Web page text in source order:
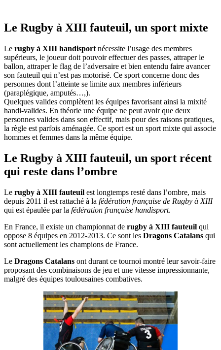
Le Rugby à XIII fauteuil, un sport mixte
Le rugby à XIII handisport nécessite l’usage des membres
supérieurs, le joueur doit pouvoir effectuer des passes, attraper le
ballon, attraper le flag de l’adversaire et bien entendu faire avancer
son fauteuil qui n’est pas motorisé. Ce sport concerne donc des
personnes dont l’atteinte se limite aux membres inférieurs
(paraplégique, amputés…,).
Quelques valides complètent les équipes favorisant ainsi la mixité
handi-valides. En théorie une équipe ne peut avoir que deux
personnes valides dans son effectif, mais pour des raisons pratiques,
la règle est parfois aménagée. Ce sport est un sport mixte qui associe
hommes et femmes dans la même équipe.
Le Rugby à XIII fauteuil, un sport récent
qui reste dans l’ombre
Le rugby à XIII fauteuil est longtemps resté dans l’ombre, mais
depuis 2011 il est rattaché à la fédération française de Rugby à XIII
qui est épaulée par la fédération française handisport.
En France, il existe un championnat de rugby à XIII fauteuil qui
oppose 8 équipes en 2012-2013. Ce sont les Dragons Catalans qui
sont actuellement les champions de France.
Le Dragons Catalans ont durant ce tournoi montré leur savoir-faire
proposant des combinaisons de jeu et une vitesse impressionnante,
malgré des équipes toulousaines combatives.